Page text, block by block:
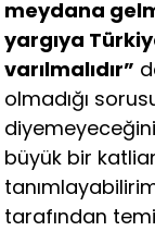
meydana
yargıya
varılmalıdır”
olmadığı
büyük bir
tarafından